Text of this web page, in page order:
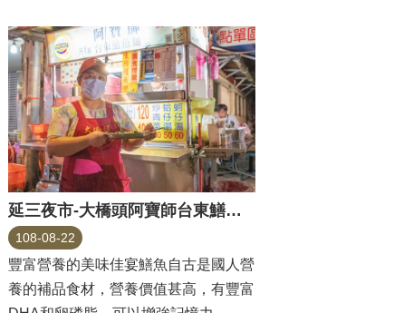
延三夜市-大橋頭阿寶師台東鱔魚麵
108-08-22
豐富營養的美味佳宴鱔魚自古是國人營
養的補品食材，營養價值甚高，有豐富